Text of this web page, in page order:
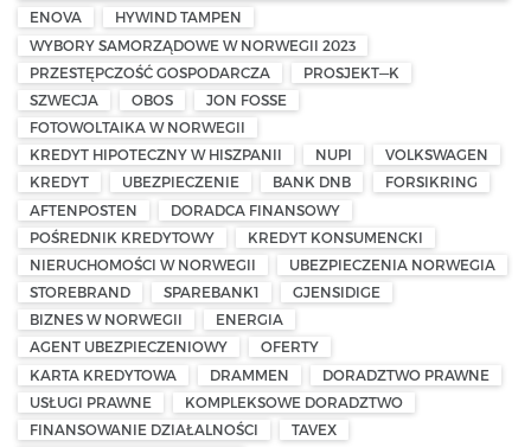
ENOVA
HYWIND TAMPEN
WYBORY SAMORZĄDOWE W NORWEGII 2023
PRZESTĘPCZOŚĆ GOSPODARCZA
PROSJEKT—K
SZWECJA
OBOS
JON FOSSE
FOTOWOLTAIKA W NORWEGII
KREDYT HIPOTECZNY W HISZPANII
NUPI
VOLKSWAGEN
KREDYT
UBEZPIECZENIE BANK DNB
FORSIKRING
AFTENPOSTEN
DORADCA FINANSOWY
POŚREDNIK KREDYTOWY
KREDYT KONSUMENCKI
NIERUCHOMOŚCI W NORWEGII
UBEZPIECZENIA NORWEGIA
STOREBRAND
SPAREBANK1
GJENSIDIGE
BIZNES W NORWEGII
ENERGIA
AGENT UBEZPIECZENIOWY
OFERTY
KARTA KREDYTOWA
DRAMMEN
DORADZTWO PRAWNE
USŁUGI PRAWNE
KOMPLEKSOWE DORADZTWO
FINANSOWANIE DZIAŁALNOŚCI
TAVEX